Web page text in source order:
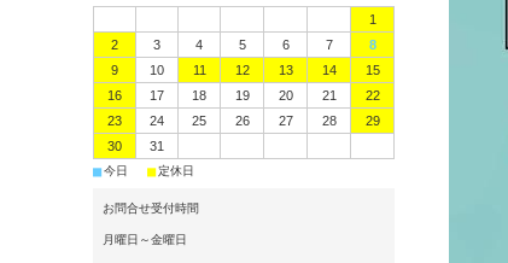
1
2
3 4 5 6 7
8
9
10 11 12 13 14
15
16
17 18 19 20 21
22
23
24 25 26 27 28
29
30
31
■今日 ■定休日
お問合せ受付時間
月曜日～金曜日